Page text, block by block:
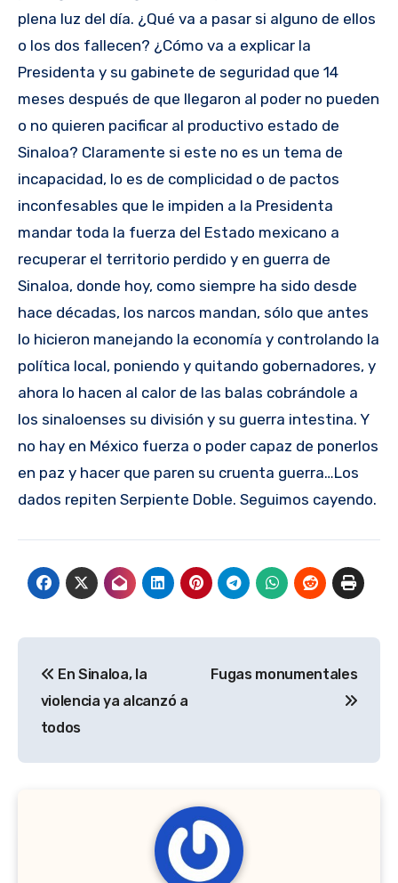
plena luz del día. ¿Qué va a pasar si alguno de ellos
o los dos fallecen? ¿Cómo va a explicar la
Presidenta y su gabinete de seguridad que 14
meses después de que llegaron al poder no pueden
o no quieren pacificar al productivo estado de
Sinaloa? Claramente si este no es un tema de
incapacidad, lo es de complicidad o de pactos
inconfesables que le impiden a la Presidenta
mandar toda la fuerza del Estado mexicano a
recuperar el territorio perdido y en guerra de
Sinaloa, donde hoy, como siempre ha sido desde
hace décadas, los narcos mandan, sólo que antes
lo hicieron manejando la economía y controlando la
política local, poniendo y quitando gobernadores, y
ahora lo hacen al calor de las balas cobrándole a
los sinaloenses su división y su guerra intestina. Y
no hay en México fuerza o poder capaz de ponerlos
en paz y hacer que paren su cruenta guerra…Los
dados repiten Serpiente Doble. Seguimos cayendo.
de
entradas
En Sinaloa, la
violencia ya alcanzó a
todos
Fugas monumentales